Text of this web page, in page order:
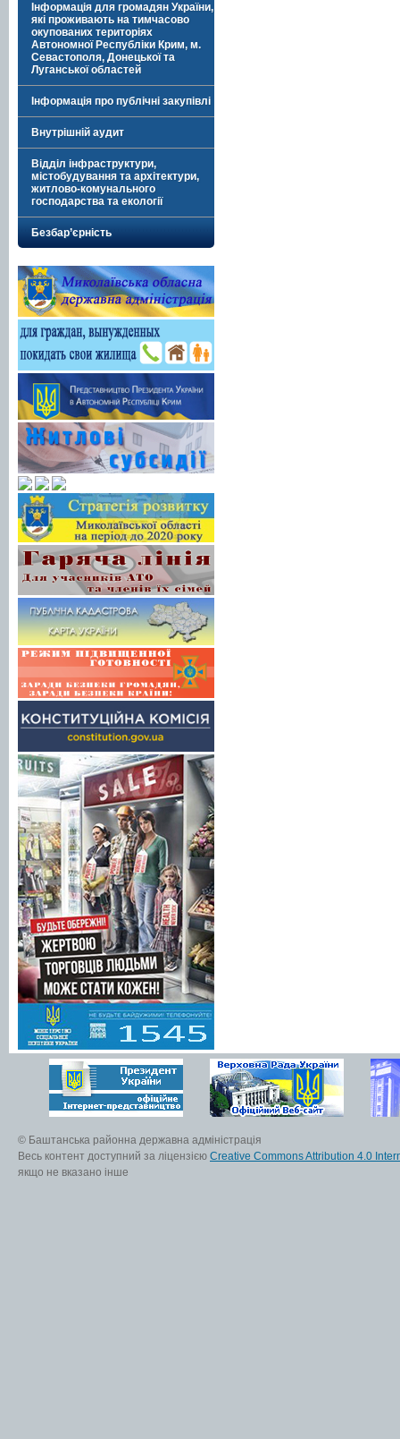
Інформація для громадян України,
які проживають на тимчасово
окупованих територіях
Автономної Республіки Крим, м.
Севастополя, Донецької та
Луганської областей
Інформація про публічні закупівлі
Внутрішній аудит
Відділ інфраструктури,
містобудування та архітектури,
житлово-комунального
господарства та екології
Безбар’єрність
© Баштанська районна державна адміністрація
Весь контент доступний за ліцензією Creative Commons Attribution 4.0
якщо не вказано інше